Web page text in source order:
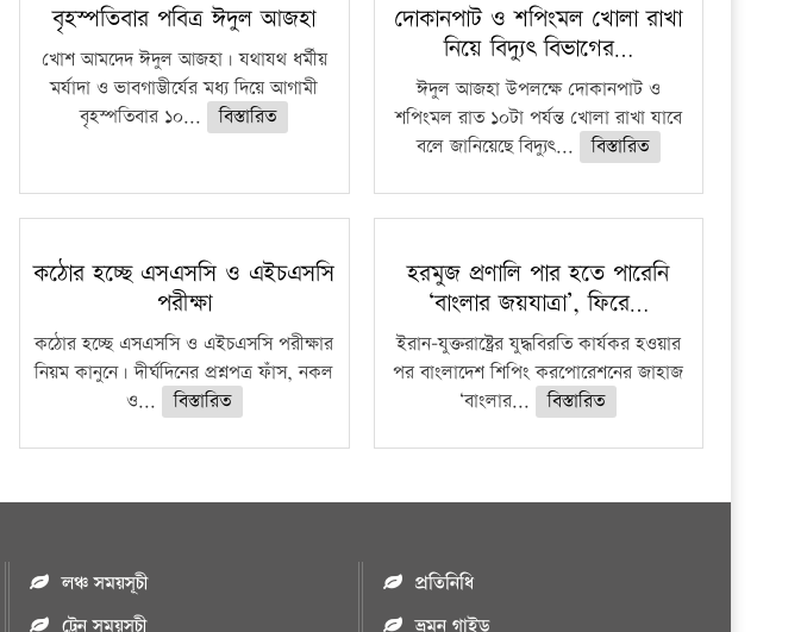
বৃহস্পতিবার পবিত্র ঈদুল আজহা
খোশ আমদেদ ঈদুল আজহা। যথাযথ ধর্মীয়
মর্যাদা ও ভাবগাম্ভীর্যের মধ্য দিয়ে আগামী
বৃহস্পতিবার ১০...
বিস্তারিত
দোকানপাট ও শপিংমল খোলা রাখা
নিয়ে বিদ্যুৎ বিভাগের…
ঈদুল আজহা উপলক্ষে দোকানপাট ও
শপিংমল রাত ১০টা পর্যন্ত খোলা রাখা যাবে
বলে জানিয়েছে বিদ্যুৎ...
বিস্তারিত
কঠোর হচ্ছে এসএসসি ও এইচএসসি
পরীক্ষা
কঠোর হচ্ছে এসএসসি ও এইচএসসি পরীক্ষার
নিয়ম কানুনে। দীর্ঘদিনের প্রশ্নপত্র ফাঁস, নকল
ও...
বিস্তারিত
হরমুজ প্রণালি পার হতে পারেনি
‘বাংলার জয়যাত্রা’, ফিরে…
ইরান-যুক্তরাষ্ট্রের যুদ্ধবিরতি কার্যকর হওয়ার
পর বাংলাদেশ শিপিং করপোরেশনের জাহাজ
‘বাংলার...
বিস্তারিত
লঞ্চ সময়সূচী
ট্রেন সময়সূচী
প্রতিনিধি
ভ্রমন গাইড